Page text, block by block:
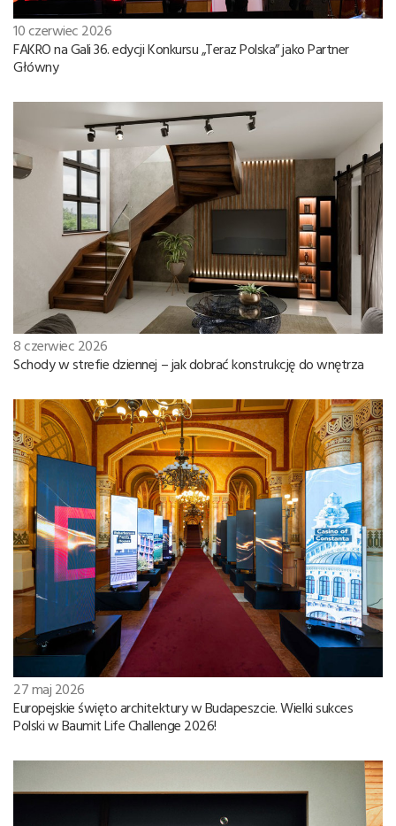
10 czerwiec 2026
FAKRO na Gali 36. edycji Konkursu „Teraz Polska” jako Partner
Główny
8 czerwiec 2026
Schody w strefie dziennej – jak dobrać konstrukcję do wnętrza
27 maj 2026
Europejskie święto architektury w Budapeszcie. Wielki sukces
Polski w Baumit Life Challenge 2026!